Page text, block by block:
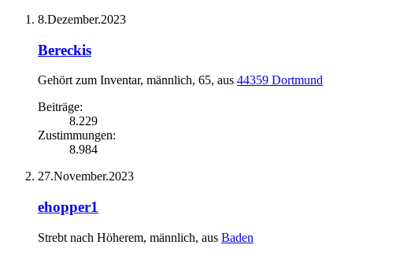
8.Dezember.2023
Bereckis
Gehört zum Inventar, männlich, 65, aus 44359 Dortmund
Beiträge:
8.229
Zustimmungen:
8.984
27.November.2023
ehopper1
Strebt nach Höherem, männlich, aus Baden